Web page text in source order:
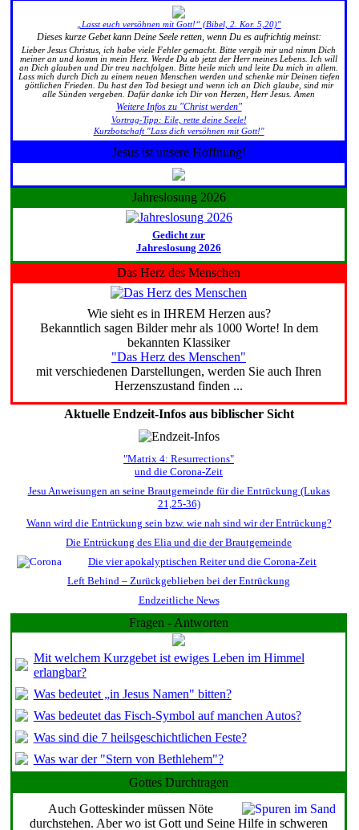
„Lasst euch versöhnen mit Gott!“ (Bibel, 2. Kor. 5,20)"
Dieses kurze Gebet kann Deine Seele retten, wenn Du es aufrichtig meinst:
Lieber Jesus Christus, ich habe viele Fehler gemacht. Bitte vergib mir und nimm Dich
meiner an und komm in mein Herz. Werde Du ab jetzt der Herr meines Lebens. Ich will
an Dich glauben und Dir treu nachfolgen. Bitte heile mich und leite Du mich in allem.
Lass mich durch Dich zu einem neuen Menschen werden und schenke mir Deinen tiefen
göttlichen Frieden. Du hast den Tod besiegt und wenn ich an Dich glaube, sind mir
alle Sünden vergeben. Dafür danke ich Dir von Herzen, Herr Jesus. Amen
Weitere Infos zu "Christ werden"
Vortrag-Tipp: Eile, rette deine Seele!
Kurzbotschaft "Lass dich versöhnen mit Gott!"
Jesus ist unsere Hoffnung!
Jahreslosung 2026
Gedicht zur
Jahreslosung 2026
Das Herz des Menschen
Wie sieht es in IHREM Herzen aus?
Bekanntlich sagen Bilder mehr als 1000 Worte! In dem
bekannten Klassiker
"Das Herz des Menschen"
mit verschiedenen Darstellungen, werden Sie auch Ihren
Herzenszustand finden ...
Aktuelle Endzeit-Infos aus biblischer Sicht
"Matrix 4: Resurrections"
und die Corona-Zeit
Jesu Anweisungen an seine Brautgemeinde für die Entrückung (Lukas
21,25-36)
Wann wird die Entrückung sein bzw. wie nah sind wir der Entrückung?
Die Entrückung des Elia und die der Brautgemeinde
Die vier apokalyptischen Reiter und die Corona-Zeit
Left Behind – Zurückgeblieben bei der Entrückung
Endzeitliche News
Fragen - Antworten
Mit welchem Kurzgebet ist ewiges Leben im Himmel
erlangbar?
Was bedeutet „in Jesus Namen" bitten?
Was bedeutet das Fisch-Symbol auf manchen Autos?
Was sind die 7 heilsgeschichtlichen Feste?
Was war der "Stern von Bethlehem"?
Gottes Durchtragen
Auch Gotteskinder müssen Nöte
durchstehen. Aber wo ist Gott und Seine Hilfe in schweren